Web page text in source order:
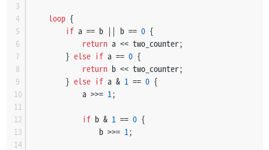
loop {
if a == b || b == 0 {
return a << two_counter;
        }
else if a == 0 {
return b << two_counter;
        }
else if a & 1 == 0 {
            a >>=
1;
if b & 1 == 0 {
                b >>=
1;